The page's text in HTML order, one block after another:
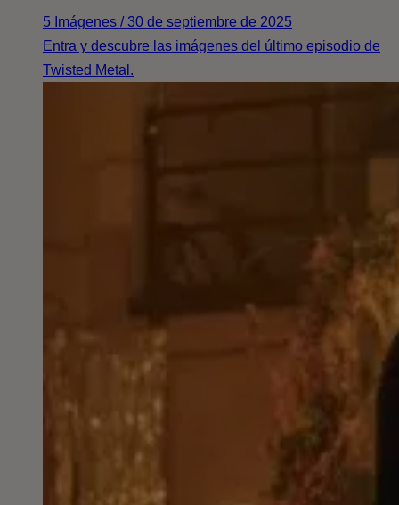
5 Imágenes / 30 de septiembre de 2025
Entra y descubre las imágenes del último episodio de
Twisted Metal.